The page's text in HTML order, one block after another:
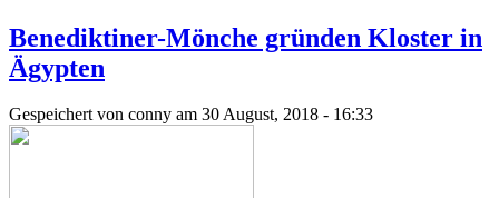
Benediktiner-Mönche gründen Kloster in
Ägypten
Gespeichert von conny am 30 August, 2018 - 16:33